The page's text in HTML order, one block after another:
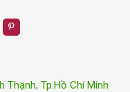
Thạnh, Tp.Hồ Chí Minh